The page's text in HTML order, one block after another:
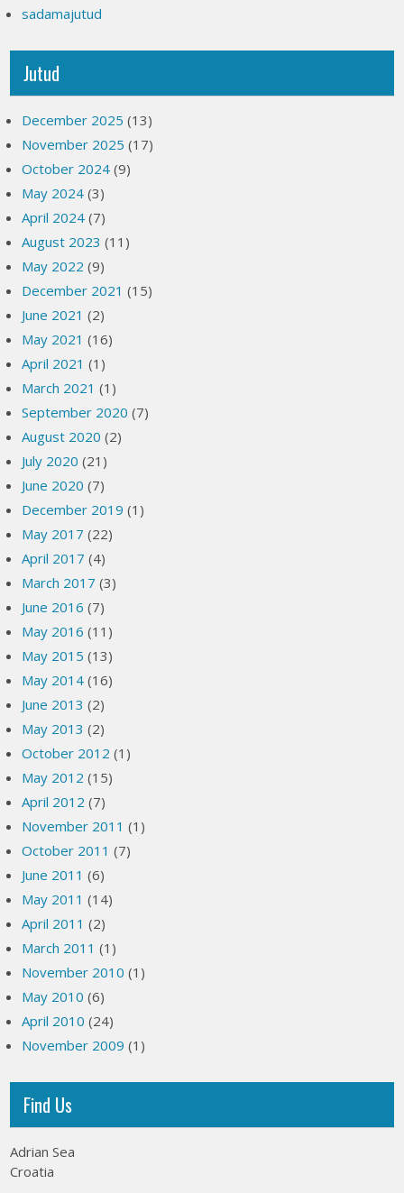
sadamajutud
Jutud
December 2025 (13)
November 2025 (17)
October 2024 (9)
May 2024 (3)
April 2024 (7)
August 2023 (11)
May 2022 (9)
December 2021 (15)
June 2021 (2)
May 2021 (16)
April 2021 (1)
March 2021 (1)
September 2020 (7)
August 2020 (2)
July 2020 (21)
June 2020 (7)
December 2019 (1)
May 2017 (22)
April 2017 (4)
March 2017 (3)
June 2016 (7)
May 2016 (11)
May 2015 (13)
May 2014 (16)
June 2013 (2)
May 2013 (2)
October 2012 (1)
May 2012 (15)
April 2012 (7)
November 2011 (1)
October 2011 (7)
June 2011 (6)
May 2011 (14)
April 2011 (2)
March 2011 (1)
November 2010 (1)
May 2010 (6)
April 2010 (24)
November 2009 (1)
Find Us
Adrian Sea
Croatia